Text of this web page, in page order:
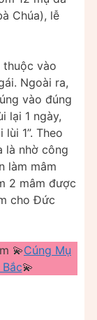
Chúa), lễ
thuộc vào
Ngoài ra,
vào đúng
lại 1 ngày,
1”. Theo
là nhờ công
làm mâm
2 mâm được
cho Đức
💫Cúng Mụ
💫